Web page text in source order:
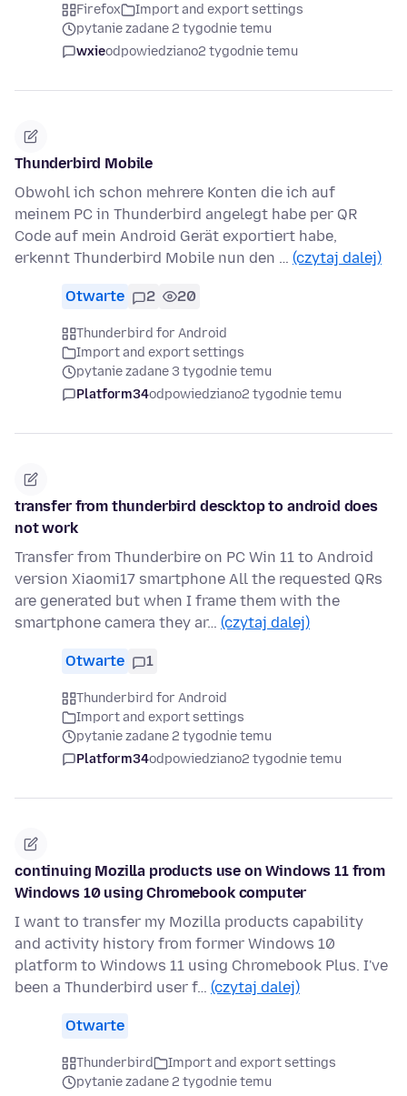
Firefox
Import and export settings
pytanie zadane 2 tygodnie temu
wxieodpowiedziano2 tygodnie temu
Thunderbird Mobile
Obwohl ich schon mehrere Konten die ich auf
meinem PC in Thunderbird angelegt habe per QR
Code auf mein Android Gerät exportiert habe,
erkennt Thunderbird Mobile nun den … (czytaj dalej)
Otwarte 2 20
Thunderbird for Android
Import and export settings
pytanie zadane 3 tygodnie temu
Platform34odpowiedziano2 tygodnie temu
transfer from thunderbird descktop to android does
not work
Transfer from Thunderbire on PC Win 11 to Android
version Xiaomi17 smartphone All the requested QRs
are generated but when I frame them with the
smartphone camera they ar… (czytaj dalej)
Otwarte 1
Thunderbird for Android
Import and export settings
pytanie zadane 2 tygodnie temu
Platform34odpowiedziano2 tygodnie temu
continuing Mozilla products use on Windows 11 from
Windows 10 using Chromebook computer
I want to transfer my Mozilla products capability
and activity history from former Windows 10
platform to Windows 11 using Chromebook Plus. I've
been a Thunderbird user f… (czytaj dalej)
Otwarte
Thunderbird
Import and export settings
pytanie zadane 2 tygodnie temu